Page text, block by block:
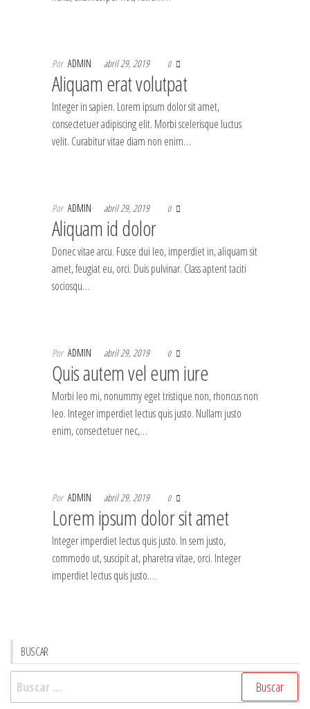
Por ADMIN abril 29, 2019 0
Aliquam erat volutpat
Integer in sapien. Lorem ipsum dolor sit amet,
consectetuer adipiscing elit. Morbi scelerisque luctus
velit. Curabitur vitae diam non enim…
Por ADMIN abril 29, 2019 0
Aliquam id dolor
Donec vitae arcu. Fusce dui leo, imperdiet in, aliquam sit
amet, feugiat eu, orci. Duis pulvinar. Class aptent taciti
sociosqu…
Por ADMIN abril 29, 2019 0
Quis autem vel eum iure
Morbi leo mi, nonummy eget tristique non, rhoncus non
leo. Integer imperdiet lectus quis justo. Nullam justo
enim, consectetuer nec,…
Por ADMIN abril 29, 2019 0
Lorem ipsum dolor sit amet
Integer imperdiet lectus quis justo. In sem justo,
commodo ut, suscipit at, pharetra vitae, orci. Integer
imperdiet lectus quis justo.…
BUSCAR
Buscar: